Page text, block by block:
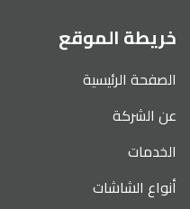
خريطة الموقع
الصفحة الرئيسية
عن الشركة
الخدمات
أنواع الشاشات